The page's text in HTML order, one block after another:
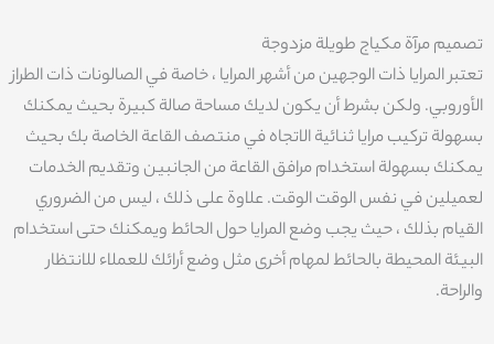
تصميم مرآة مكياج طويلة مزدوجة
تعتبر المرايا ذات الوجهين من أشهر المرايا ، خاصة في الصالونات ذات الطراز
الأوروبي. ولكن بشرط أن يكون لديك مساحة صالة كبيرة بحيث يمكنك
بسهولة تركيب مرايا ثنائية الاتجاه في منتصف القاعة الخاصة بك بحيث
يمكنك بسهولة استخدام مرافق القاعة من الجانبين وتقديم الخدمات
لعميلين في نفس الوقت الوقت. علاوة على ذلك ، ليس من الضروري
القيام بذلك ، حيث يجب وضع المرايا حول الحائط ويمكنك حتى استخدام
البيئة المحيطة بالحائط لمهام أخرى مثل وضع أرائك للعملاء للانتظار
والراحة.